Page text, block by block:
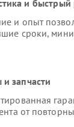
и
и опыт
сроки,
запчасти
от